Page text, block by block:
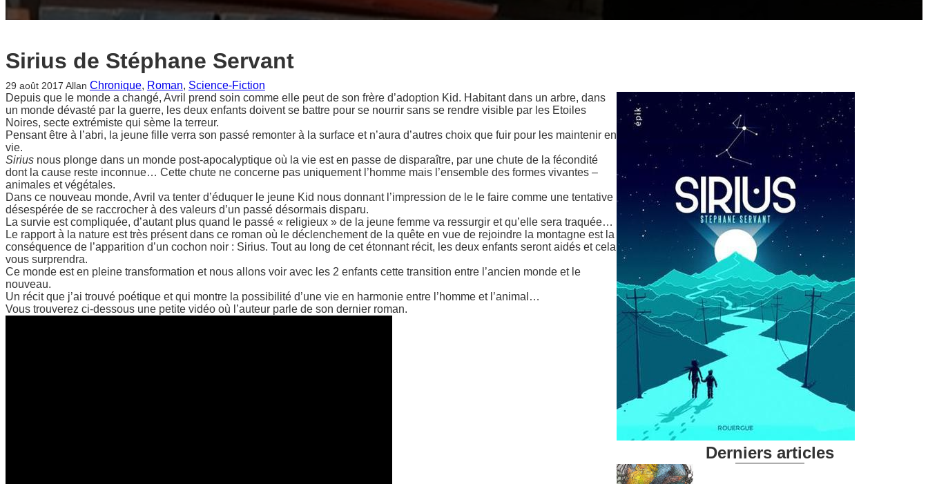
Sirius de Stéphane Servant
29 août 2017 Allan Chronique, Roman, Science-Fiction
Depuis que le monde a changé, Avril prend soin comme elle peut de son frère d’adoption Kid. Habitant dans un arbre, dans
un monde dévasté par la guerre, les deux enfants doivent se battre pour se nourrir sans se rendre visible par les Etoiles
Noires, secte extrémiste qui sème la terreur.
Pensant être à l’abri, la jeune fille verra son passé remonter à la surface et n’aura d’autres choix que fuir pour les maintenir en
vie.
Sirius nous plonge dans un monde post-apocalyptique où la vie est en passe de disparaître, par une chute de la fécondité
dont la cause reste inconnue… Cette chute ne concerne pas uniquement l’homme mais l’ensemble des formes vivantes –
animales et végétales.
Dans ce nouveau monde, Avril va tenter d’éduquer le jeune Kid nous donnant l’impression de le le faire comme une tentative
désespérée de se raccrocher à des valeurs d’un passé désormais disparu.
La survie est compliquée, d’autant plus quand le passé « religieux » de la jeune femme va ressurgir et qu’elle sera traquée…
Le rapport à la nature est très présent dans ce roman où le déclenchement de la quête en vue de rejoindre la montagne est la
conséquence de l’apparition d’un cochon noir : Sirius. Tout au long de cet étonnant récit, les deux enfants seront aidés et cela
vous surprendra.
Ce monde est en pleine transformation et nous allons voir avec les 2 enfants cette transition entre l’ancien monde et le
nouveau.
Un récit que j’ai trouvé poétique et qui montre la possibilité d’une vie en harmonie entre l’homme et l’animal…
Vous trouverez ci-dessous une petite vidéo où l’auteur parle de son dernier roman.
Derniers articles